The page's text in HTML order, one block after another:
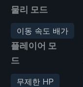
물리 모드
이동 속도 배가
플레이어 모
드
무제한 HP